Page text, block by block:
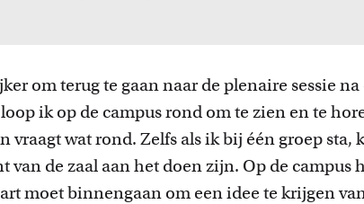
om terug te gaan naar de plenaire sessie na
ik op de campus rond om te zien en te
vraagt wat rond. Zelfs als ik bij één groep sta,
van de zaal aan het doen zijn. Op de campus
moet binnengaan om een idee te krijgen